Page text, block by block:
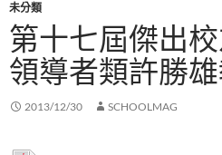
未分類
第十七屆傑出
領導者類許勝
2013/12/30 SCHOOLMAG